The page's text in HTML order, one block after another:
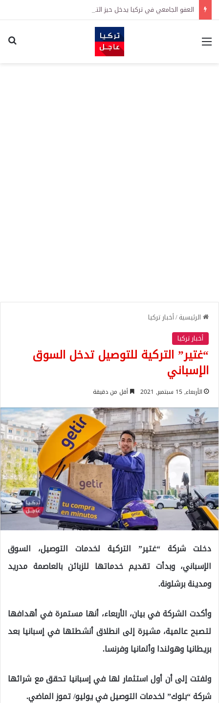
العفو الجامعي في تركيا يدخل حيز التنفيذ رسمياً
القائمة
الرئيسية/أخبار تركيا
أخبار تركيا
“غتير” التركية للتوصيل تدخل السوق
الإسباني
الأربعاء, 15 سبتمبر, 2021 أقل من دقيقة
دخلت شركة “غتير” التركية لخدمات التوصيل، السوق
الإسباني، وبدأت تقديم خدماتها للزبائن بالعاصمة مدريد
ومدينة برشلونة.
وأكدت الشركة في بيان، الأربعاء، أنها مستمرة في أهدافها
لتصبح عالمية، مشيرة إلى انطلاق أنشطتها في إسبانيا بعد
بريطانيا وهولندا وألمانيا وفرنسا.
ولفتت إلى أن أول استثمار لها في إسبانيا تحقق مع شرائها
شركة “بلوك” لخدمات التوصيل في يوليو/ تموز الماضي.